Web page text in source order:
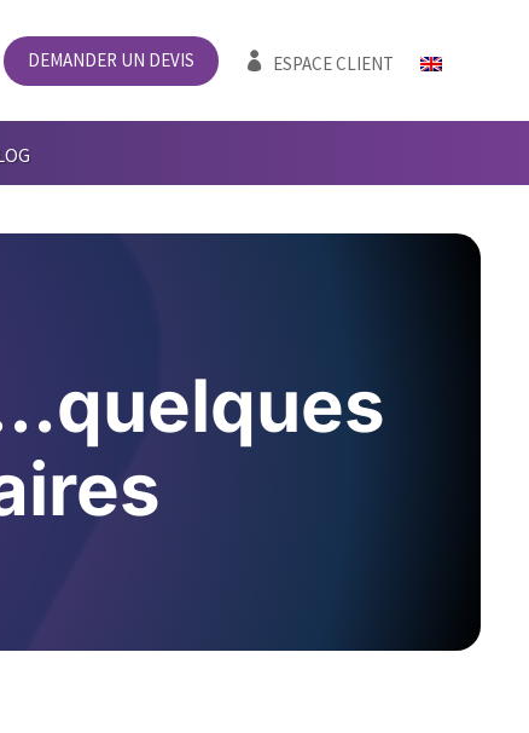
DEMANDER UN DEVIS  ESPACE CLIENT